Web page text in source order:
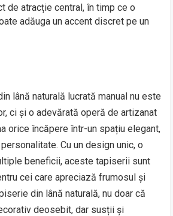
de atracție central, în timp ce o
adăuga un accent discret pe un
lână naturală lucrată manual nu este
ci și o adevărată operă de artizanat
orice încăpere într-un spațiu elegant,
Cu un design unic, o
beneficii, aceste tapiserii sunt
cei care apreciază frumosul și
din lână naturală, nu doar că
deosebit, dar susții și